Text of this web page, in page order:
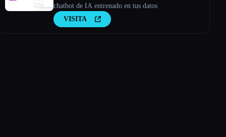
chatbot de IA entrenado en tus datos
VISITA